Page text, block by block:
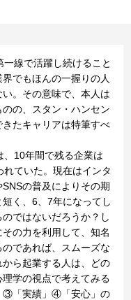
一線で活躍し続けること
でもほんの一握りの人
い。その意味で、本人は
のの、スタン・ハンセン
きたキャリアは特筆すべ
10年間で残る企業は
れていた。現在はインタ
SNSの普及によりその期
短く、6、7年になってし
のではないだろうか？し
の力を利用して、知名
であれば、スムーズな
ら起業する人は、どの
学の視点で考えてみる
③「実績」④「安心」の